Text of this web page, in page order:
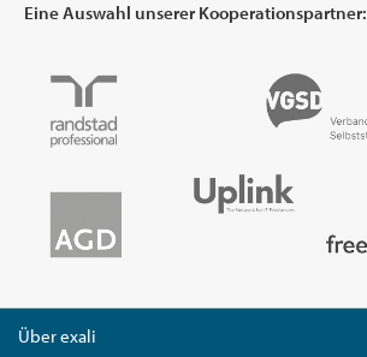
Eine Auswahl unserer Kooperationspartner:
Über exali